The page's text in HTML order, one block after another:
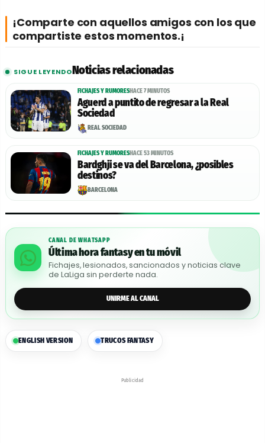
¡Comparte con aquellos amigos con los que
compartiste estos momentos.¡
SIGUE LEYENDONoticias relacionadas
FICHAJES Y RUMORESHACE 7 MINUTOS
Aguerd a puntito de regresar a la Real
Sociedad
REAL SOCIEDAD
FICHAJES Y RUMORESHACE 53 MINUTOS
Bardghji se va del Barcelona, ¿posibles
destinos?
BARCELONA
CANAL DE WHATSAPP
Última hora fantasy en tu móvil
Fichajes, lesionados, sancionados y noticias clave
de LaLiga sin perderte nada.
UNIRME AL CANAL
ENGLISH VERSION TRUCOS FANTASY
Publicidad